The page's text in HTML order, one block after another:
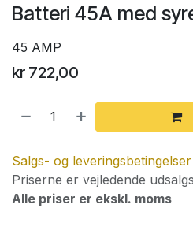
Batteri 45A med
45 AMP
kr 722,00
Salgs- og leveringsbetingelser
Priserne er vejledende
Alle priser er ekskl. moms